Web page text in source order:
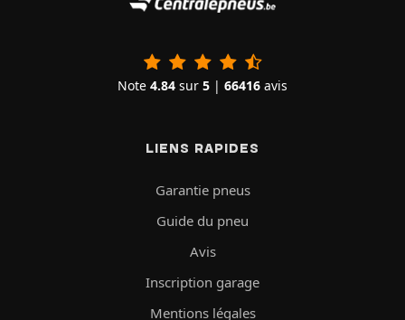
Note 4.84 sur 5 | 66416 avis
LIENS RAPIDES
Garantie pneus
Guide du pneu
Avis
Inscription garage
Mentions légales